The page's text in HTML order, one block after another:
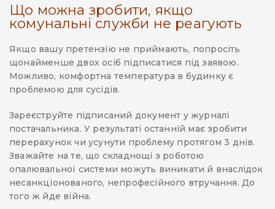
Що можна зробити, якщо
комунальні служби не реагують
Якщо вашу претензію не приймають, попросіть
щонайменше двох осіб підписатися під заявою.
Можливо, комфортна температура в будинку є
проблемою для сусідів.
Зареєструйте підписаний документ у журналі
постачальника. У результаті останній має зробити
перерахунок чи усунути проблему протягом 3 днів.
Зважайте на те, що складнощі з роботою
опалювальної системи можуть виникати й внаслідок
несанкціонованого, непрофесійного втручання. До
того ж йде війна.